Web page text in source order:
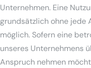
Unternehmen. Eine
grundsätzlich ohne jede
möglich. Sofern eine
unseres Unternehmens
Anspruch nehmen